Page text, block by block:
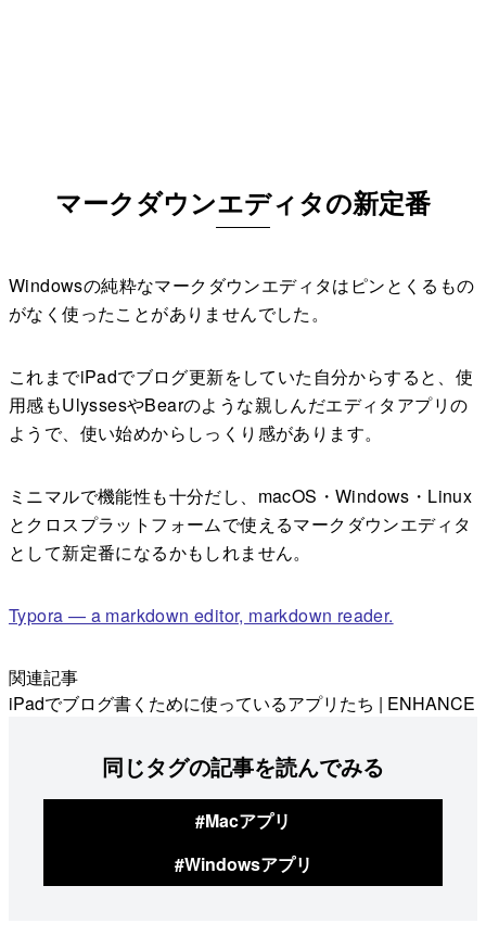
マークダウンエディタの新定番
Windowsの純粋なマークダウンエディタはピンとくるもの
がなく使ったことがありませんでした。
これまでiPadでブログ更新をしていた自分からすると、使
用感もUlyssesやBearのような親しんだエディタアプリの
ようで、使い始めからしっくり感があります。
ミニマルで機能性も十分だし、macOS・Windows・Linux
とクロスプラットフォームで使えるマークダウンエディタ
として新定番になるかもしれません。
Typora — a markdown editor, markdown reader.
関連記事
iPadでブログ書くために使っているアプリたち | ENHANCE
同じタグの記事を読んでみる
#Macアプリ
#Windowsアプリ